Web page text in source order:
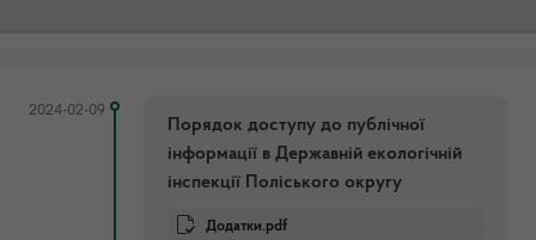
2024-02-09
Порядок доступу до публічної
інформації в Державній екологічній
інспекції Поліського округу
Додатки.pdf